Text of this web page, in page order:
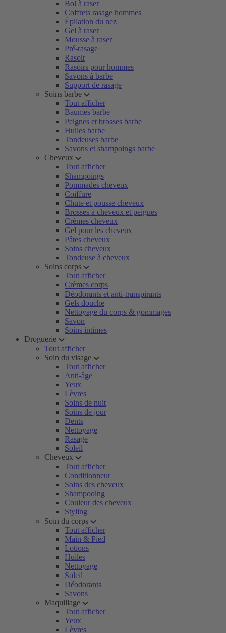
Bol à raser
Coffrets rasage hommes
Épilation du nez
Gel à raser
Mousse à raser
Pré-rasage
Rasoir
Rasoirs pour hommes
Savons à barbe
Support de rasage
Soins barbe
Tout afficher
Baumes barbe
Peignes et brosses barbe
Huiles barbe
Tondeuses barbe
Savons et shampoings barbe
Cheveux
Tout afficher
Shampoings
Pommades cheveux
Coiffure
Chute et pousse cheveux
Brosses à cheveux et peignes
Crèmes cheveux
Gel pour les cheveux
Pâtes cheveux
Soins cheveux
Tondeuse à cheveux
Soins corps
Tout afficher
Crèmes corps
Déodorants et anti-transpirants
Gels douche
Nettoyage du corps & gommages
Savon
Soins intimes
Droguerie
Tout afficher
Soin du visage
Tout afficher
Anti-âge
Yeux
Lèvres
Soins de nuit
Soins de jour
Dents
Nettoyage
Rasage
Soleil
Cheveux
Tout afficher
Conditionneur
Soins des cheveux
Shampooing
Couleur des cheveux
Styling
Soin du corps
Tout afficher
Main & Pied
Lotions
Huiles
Nettoyage
Soleil
Déodorants
Savons
Maquillage
Tout afficher
Yeux
Lèvres